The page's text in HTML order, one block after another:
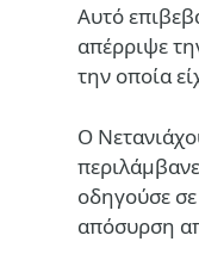
Αυτό
απέρριψε
την οποία
Ο
οδηγούσε
απόσυρση